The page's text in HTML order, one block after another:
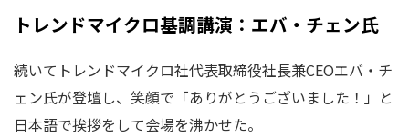
トレンドマイクロ基調講演：エバ・チェン氏
続いてトレンドマイクロ社代表取締役社長兼CEOエバ・チ
ェン氏が登壇し、笑顔で「ありがとうございました！」と
日本語で挨拶をして会場を沸かせた。